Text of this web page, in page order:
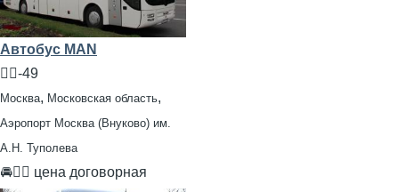
Автобус MAN
🧍‍♂️-49
Москва, Московская область,
Аэропорт Москва (Внуково) им.
А.Н. Туполева
🚘👨‍✈ цена договорная